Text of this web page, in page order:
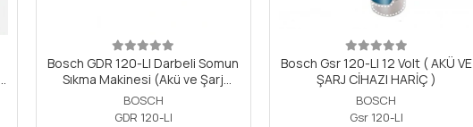
Bosch GDR 120-LI Darbeli Somun
Sıkma Makinesi (Akü ve Şarj
Cihazı Dahil Değildir)
BOSCH
GDR 120-LI
Bosch Gsr 120-LI 12 Volt ( AKÜ VE
ŞARJ CİHAZI HARİÇ )
BOSCH
Gsr 120-LI